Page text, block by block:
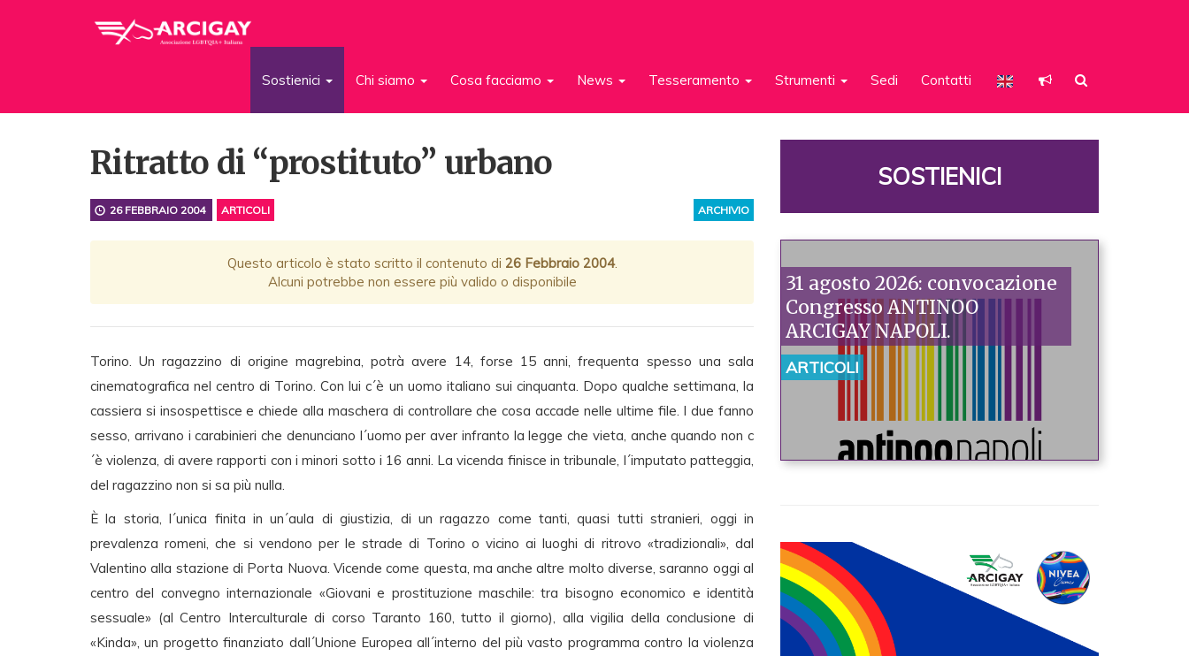
Sostienici Chi siamo Cosa facciamo News Tesseramento Strumenti Sedi Contatti
Ritratto di “prostituto” urbano
ARCHIVIO
26 FEBBRAIO 2004 ARTICOLI
Questo articolo è stato scritto il contenuto di 26 Febbraio 2004.
Alcuni potrebbe non essere più valido o disponibile
Torino. Un ragazzino di origine magrebina, potrà avere 14, forse 15 anni, frequenta spesso una sala
cinematografica nel centro di Torino. Con lui c´è un uomo italiano sui cinquanta. Dopo qualche settimana, la
cassiera si insospettisce e chiede alla maschera di controllare che cosa accade nelle ultime file. I due fanno
sesso, arrivano i carabinieri che denunciano l´uomo per aver infranto la legge che vieta, anche quando non c
´è violenza, di avere rapporti con i minori sotto i 16 anni. La vicenda finisce in tribunale, l´imputato patteggia,
del ragazzino non si sa più nulla.
È la storia, l´unica finita in un´aula di giustizia, di un ragazzo come tanti, quasi tutti stranieri, oggi in
prevalenza romeni, che si vendono per le strade di Torino o vicino ai luoghi di ritrovo «tradizionali», dal
Valentino alla stazione di Porta Nuova. Vicende come questa, ma anche altre molto diverse, saranno oggi al
centro del convegno internazionale «Giovani e prostituzione maschile: tra bisogno economico e identità
sessuale» (al Centro Interculturale di corso Taranto 160, tutto il giorno), alla vigilia della conclusione di
«Kinda», un progetto finanziato dall´Unione Europea all´interno del più vasto programma contro la violenza
SOSTIENICI
31 agosto 2026: convocazione
Congresso ANTINOO
ARCIGAY NAPOLI.
ARTICOLI